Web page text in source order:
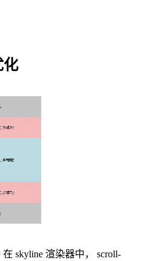
化
skyline 渲染器中， scroll-